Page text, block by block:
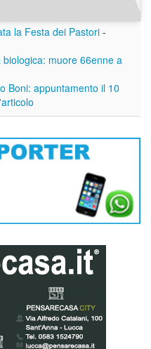
la Festa dei Pastori -
muore 66enne a
Boni: appuntamento il 10